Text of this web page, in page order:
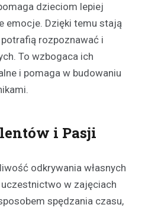
dzieciom lepiej
emocje. Dzięki temu stają
rozpoznawać i
To wzbogaca ich
i pomaga w budowaniu
i Pasji
odkrywania własnych
w zajęciach
spędzania czasu,